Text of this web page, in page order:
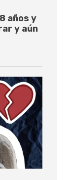
años y
y aún